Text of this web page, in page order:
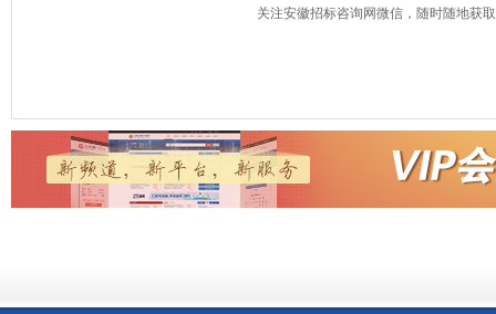
关注安徽招标咨询网微信，随时随地获